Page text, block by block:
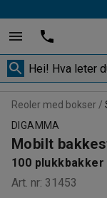
Reoler med bokser
DIGAMMA
Mobilt
100 plukkbakker
Art. nr: 31453